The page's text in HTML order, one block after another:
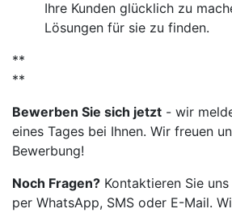
Ihre Kunden glücklich zu
Lösungen für sie zu finden.
**
**
Bewerben Sie sich jetzt - wir
eines Tages bei Ihnen. Wir freuen
Bewerbung!
Noch Fragen? Kontaktieren Sie
per WhatsApp, SMS oder E-Mail.